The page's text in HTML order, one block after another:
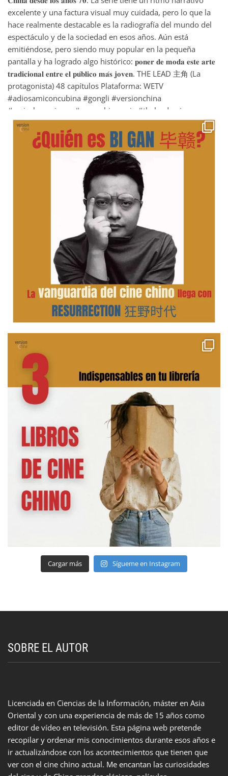
Cargar más Sígueme en Instagram
SOBRE EL AUTOR
Licenciada en Ciencias de la Información, máster en Asia
Oriental y con una experiencia de más de 15 años como
editor de vídeo en televisión. Esta página web pretende
recopilar y ordenar mis conocimientos durante esos años e
ir actualizándose con los acontecimientos que tienen que
ver con el cine chino actual. Me encantan las curiosidades